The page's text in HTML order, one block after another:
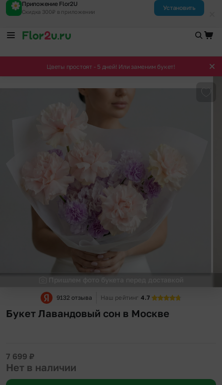
Приложение Flor2U
Скидка 300₽ в приложении
Установить
Цветы простоят - 5 дней! Или заменим букет!
9132 отзыва Наш рейтинг 4.7
Букет Лавандовый сон в Москве
7 699 ₽
Нет в наличии